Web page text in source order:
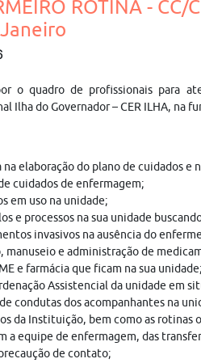
ROTINA - CC/
o quadro de profissionais para
Ilha do Governador – CER ILHA, na
elaboração do plano de cuidados
cuidados de enfermagem;
em uso na unidade;
e processos na sua unidade
invasivos na ausência do
e administração de
e farmácia que ficam na sua unidade;
Assistencial da unidade em
condutas dos acompanhantes na
da Instituição, bem como as rotinas
a equipe de enfermagem, das
de contato;